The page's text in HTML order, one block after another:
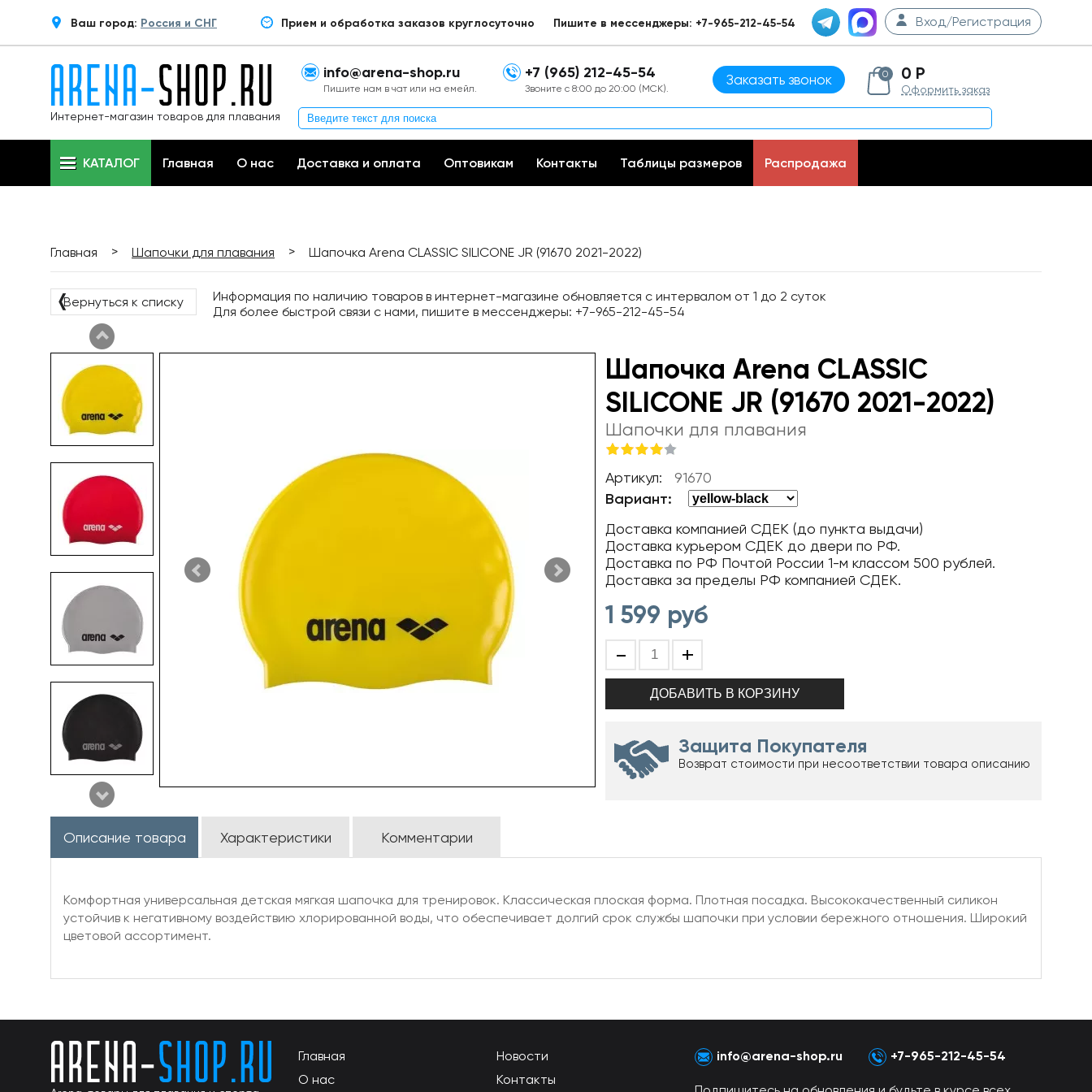
Ваш город: Россия и СНГ Прием и обработка заказов круглосуточно Пишите в мессенджеры: +7-965-212-45-54 Вход/Регистрация
Интернет-магазин товаров для плавания
info@arena-shop.ru
Пишите нам в чат или на емейл.
+7 (965) 212-45-54
Звоните с 8:00 до 20:00 (МСК).
Заказать звонок 0 0 Р
Оформить заказ
КАТАЛОГ Главная О нас Доставка и оплата Оптовикам Контакты Таблицы размеров Распродажа
Главная > Шапочки для плавания > Шапочка Arena CLASSIC SILICONE JR (91670 2021-2022)
❬Вернуться к списку
Информация по наличию товаров в интернет-магазине обновляется с интервалом от 1 до 2 суток
Для более быстрой связи с нами, пишите в мессенджеры: +7-965-212-45-54
Шапочка Arena CLASSIC
SILICONE JR (91670 2021-2022)
Шапочки для плавания
Артикул: 91670
Вариант:
Доставка компанией СДЕК (до пункта выдачи)
Доставка курьером СДЕК до двери по РФ.
Доставка по РФ Почтой России 1-м классом 500 рублей.
Доставка за пределы РФ компанией СДЕК.
1 599 руб
- +
Защита Покупателя
Возврат стоимости при несоответствии товара описанию
Описание товара Характеристики Комментарии
Комфортная универсальная детская мягкая шапочка для тренировок. Классическая плоская форма. Плотная посадка. Высококачественный силикон
устойчив к негативному воздействию хлорированной воды, что обеспечивает долгий срок службы шапочки при условии бережного отношения. Широкий
цветовой ассортимент.
Главная
О нас
Новости
Контакты
info@arena-shop.ru +7-965-212-45-54